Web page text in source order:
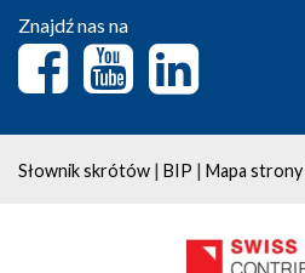
Znajdź nas na
Słownik skrótów | BIP | Mapa strony